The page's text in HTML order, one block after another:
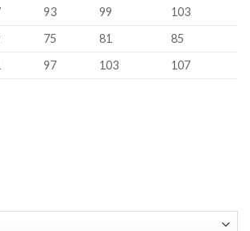
93 99
103
75 81
85
97 103 107